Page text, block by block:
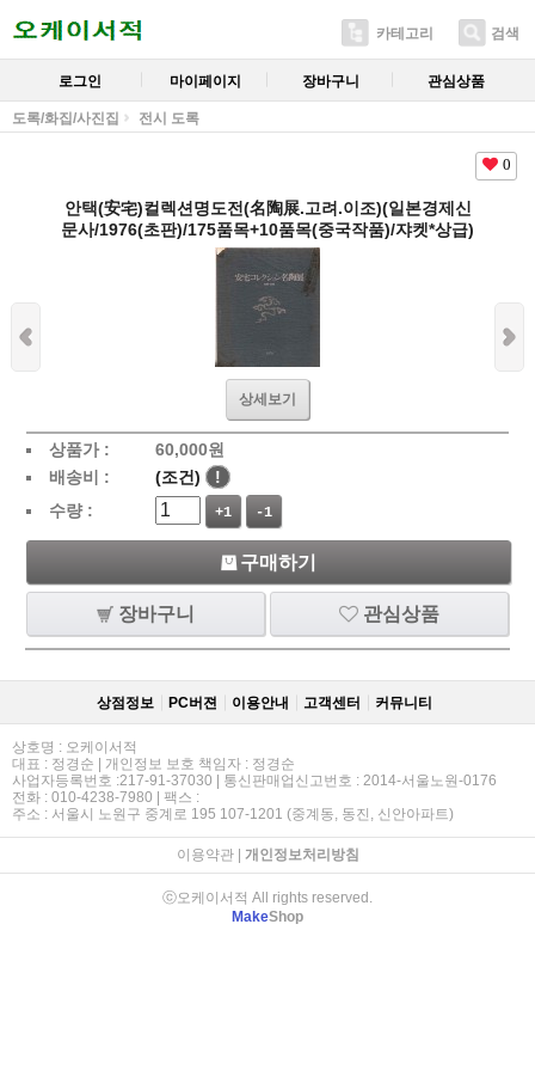
카테고리 검색
로그인 마이페이지 장바구니 관심상품
도록/화집/사진집 전시 도록
0
안택(安宅)컬렉션명도전(名陶展.고려.이조)(일본경제신
문사/1976(초판)/175품목+10품목(중국작품)/쟈켓*상급)
상세보기
상품가 : 60,000원
배송비 :
(조건)
!
수량 :
+1 -1
구매하기
장바구니 관심상품
상점정보 PC버젼 이용안내 고객센터 커뮤니티
상호명 : 오케이서적
대표 : 정경순 | 개인정보 보호 책임자 : 정경순
사업자등록번호 :217-91-37030 | 통신판매업신고번호 : 2014-서울노원-0176
전화 : 010-4238-7980 | 팩스 :
주소 : 서울시 노원구 중계로 195 107-1201 (중계동, 동진, 신안아파트)
이용약관| 개인정보처리방침
ⓒ오케이서적 All rights reserved.
MakeShop